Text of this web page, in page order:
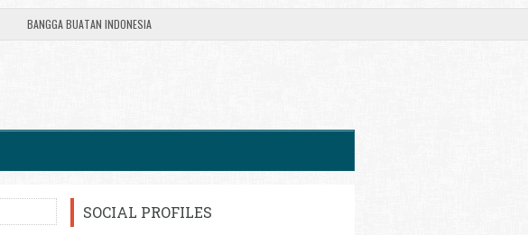
BANGGA BUATAN INDONESIA
SOCIAL PROFILES